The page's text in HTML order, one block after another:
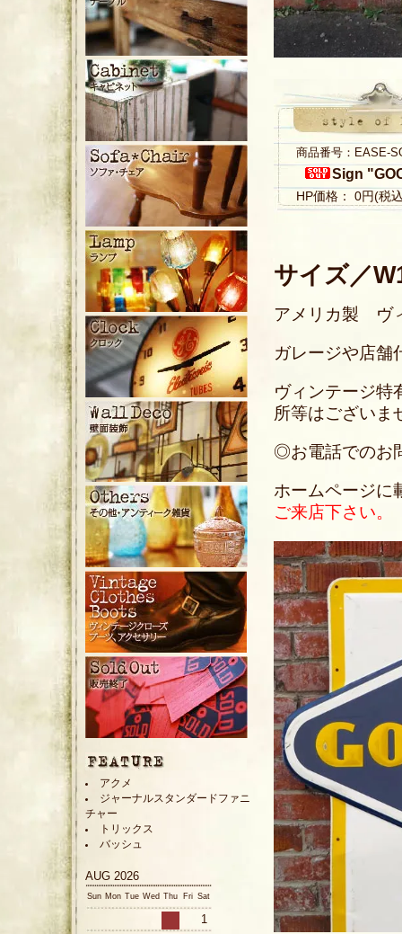
商品番号：EASE-
Sign
HP価格： 0円(税
サイズ／
アメリカ製 ヴ
ガレージや店舗
ヴィンテージ特
所等はございま
◎お電話でのお
ホームページに
ご来店下さい。
アクメ
ジャーナルスタンダードファニ
チャー
トリックス
バッシュ
AUG 2026
Sun Mon Tue Wed Thu Fri Sat
1